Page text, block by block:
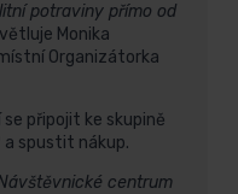
potraviny přímo od
Monika
Organizátorka
připojit ke skupině
a spustit nákup.
centrum